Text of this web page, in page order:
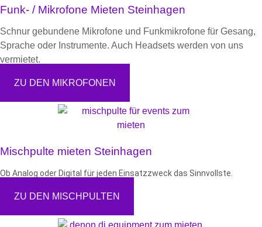
Funk- / Mikrofone Mieten Steinhagen
Schnur gebundene Mikrofone und Funkmikrofone für Gesang,
Sprache oder Instrumente. Auch Headsets werden von uns
vermietet.
ZU DEN MIKROFONEN
Mischpulte mieten Steinhagen
Ob Analog oder Digital für jeden Einsatzzweck das Sinnvollste.
ZU DEN MISCHPULTEN